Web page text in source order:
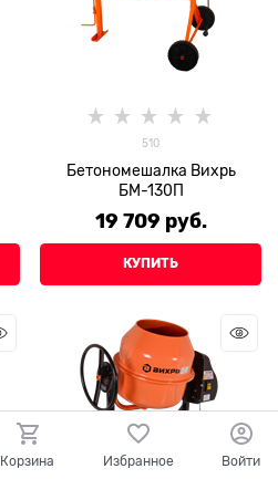
510
Бетономешалка Вихрь
БМ-130П
19 709 руб.
КУПИТЬ
Корзина Избранное Войти